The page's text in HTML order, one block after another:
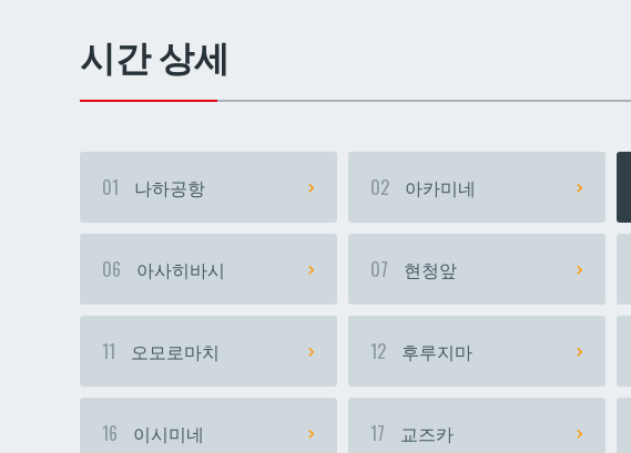
시간 상세
01 나하공항 02 아카미네
06 아사히바시 07 현청앞
11 오모로마치 12 후루지마
16 이시미네 17 교즈카